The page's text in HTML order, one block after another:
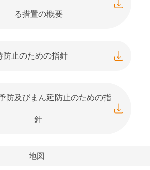
る措置の概要
防止のための指針
防及びまん延防止のための指
針
地図